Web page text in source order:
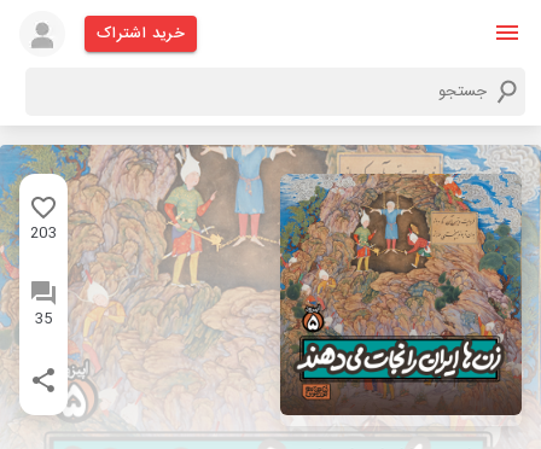
خرید اشتراک
203
35